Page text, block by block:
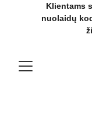
nuolaidų